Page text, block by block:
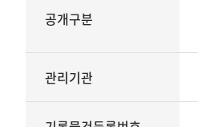
공개구분
관리기관